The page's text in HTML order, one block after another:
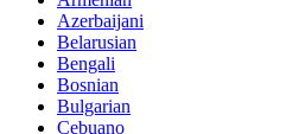
Azerbaijani
Belarusian
Bengali
Bosnian
Bulgarian
Cebuano